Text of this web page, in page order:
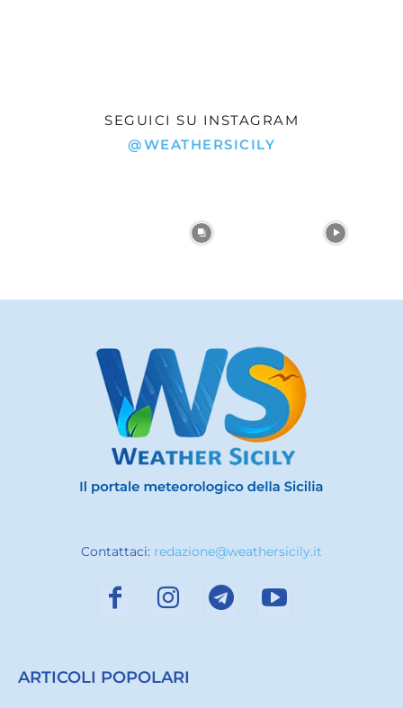
SEGUICI SU INSTAGRAM
@WEATHERSICILY
Contattaci: redazione@weathersicily.it
ARTICOLI POPOLARI